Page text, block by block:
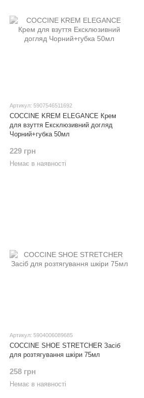
Артикул: 5907546511692
COCCINE KREM ELEGANCE Крем
для взуття Ексклюзивний догляд
Чорний+губка 50мл
229 грн
Немає в наявності
Артикул: 5904006089685
COCCINE SHOE STRETCHER Засіб
для розтягування шкіри 75мл
258 грн
Немає в наявності